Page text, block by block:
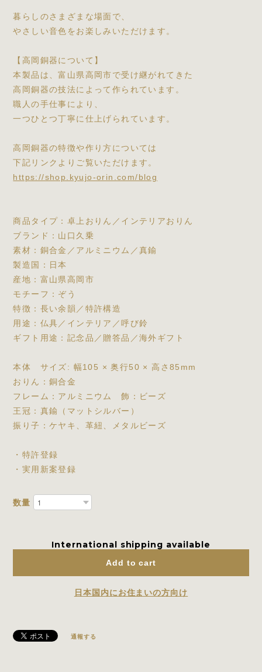
暮らしのさまざまな場面で、
やさしい音色をお楽しみいただけます。
【高岡銅器について】
本製品は、富山県高岡市で受け継がれてきた
高岡銅器の技法によって作られています。
職人の手仕事により、
一つひとつ丁寧に仕上げられています。
高岡銅器の特徴や作り方については
下記リンクよりご覧いただけます。
https://shop.kyujo-orin.com/blog
商品タイプ：卓上おりん／インテリアおりん
ブランド：山口久乗
素材：銅合金／アルミニウム／真鍮
製造国：日本
産地：富山県高岡市
モチーフ：ぞう
特徴：長い余韻／特許構造
用途：仏具／インテリア／呼び鈴
ギフト用途：記念品／贈答品／海外ギフト
本体 サイズ: 幅105 × 奥行50 × 高さ85mm
おりん：銅合金
フレーム：アルミニウム 飾：ビーズ
王冠：真鍮（マットシルバー）
振り子：ケヤキ、革紐、メタルビーズ
・特許登録
・実用新案登録
数量
International shipping available
Add to cart
日本国内にお住まいの方向け
通報する